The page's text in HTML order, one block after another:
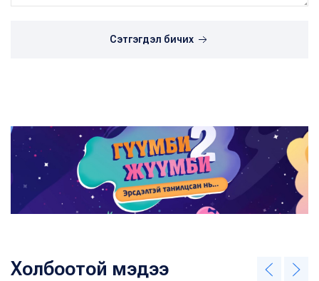
Сэтгэгдэл бичих
Холбоотой мэдээ